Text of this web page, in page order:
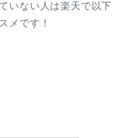
いない人は楽天で以下
メです！